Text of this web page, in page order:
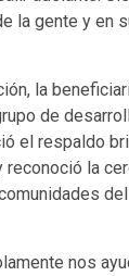
la gente y en
la
de
el respaldo
la
nos